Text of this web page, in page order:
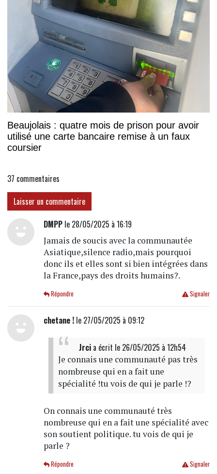
Beaujolais : quatre mois de prison pour avoir
utilisé une carte bancaire remise à un faux
coursier
37 commentaires
Laisser un commentaire
DMPPle 28/05/2025 à 16:19
Jamais de soucis avec la communautée
Asiatique,silence radio,mais pourquoi
donc ils et elles sont si bien intégrées dans
la France,pays des droits humains?.
Signaler
Répondre
chetane !le 27/05/2025 à 09:12
Jrcia écrit le 26/05/2025 à 12h54
Je connais une communauté pas très
nombreuse qui en a fait une
spécialité !tu vois de qui je parle !?
On connais une communauté très
nombreuse qui en a fait une spécialité avec
son soutient politique. tu vois de qui je
parle ?
Signaler
Répondre